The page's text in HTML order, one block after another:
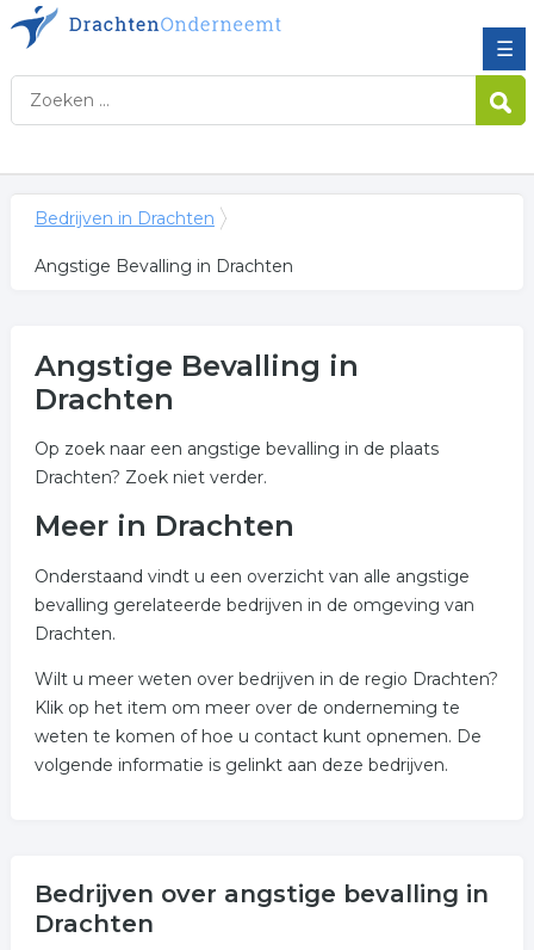
☰
Bedrijven in Drachten
Angstige Bevalling in Drachten
Angstige Bevalling in
Drachten
Op zoek naar een angstige bevalling in de plaats
Drachten? Zoek niet verder.
Meer in Drachten
Onderstaand vindt u een overzicht van alle angstige
bevalling gerelateerde bedrijven in de omgeving van
Drachten.
Wilt u meer weten over bedrijven in de regio Drachten?
Klik op het item om meer over de onderneming te
weten te komen of hoe u contact kunt opnemen. De
volgende informatie is gelinkt aan deze bedrijven.
Bedrijven over angstige bevalling in
Drachten